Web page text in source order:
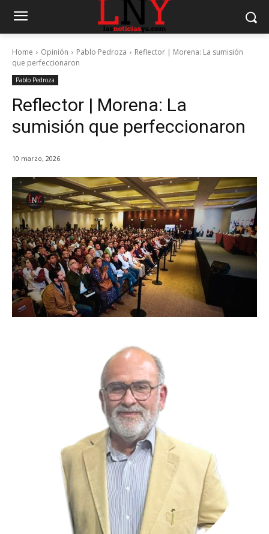
Home Opinión Pablo Pedroza
Reflector | Morena: La sumisión
que perfeccionaron
Pablo Pedroza
Reflector | Morena: La
sumisión que perfeccionaron
10 marzo, 2026